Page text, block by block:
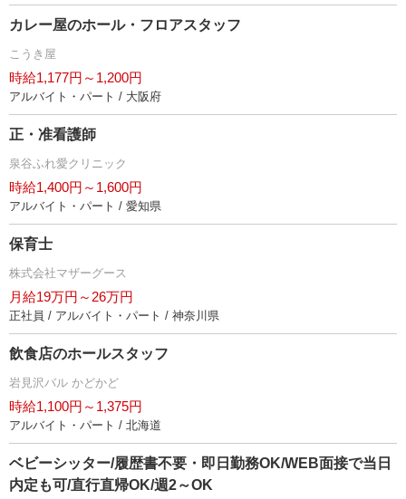
カレー屋のホール・フロアスタッフ
こうき屋
時給1,177円～1,200円
アルバイト・パート / 大阪府
正・准看護師
泉谷ふれ愛クリニック
時給1,400円～1,600円
アルバイト・パート / 愛知県
保育士
株式会社マザーグース
月給19万円～26万円
正社員 / アルバイト・パート / 神奈川県
飲食店のホールスタッフ
見沢バル かどかど
時給1,100円～1,375円
アルバイト・パート / 北海道
ベビーシッター/履歴書不要・即日勤務OK/WEB面接で当日
内定も可/直行直帰OK/週2～OK